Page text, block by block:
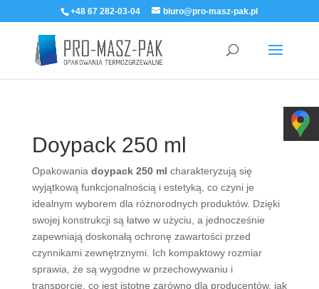
+48 67 282-03-04 biuro@pro-masz-pak.pl
Doypack 250 ml
Opakowania doypack 250 ml charakteryzują się
wyjątkową funkcjonalnością i estetyką, co czyni je
idealnym wyborem dla różnorodnych produktów. Dzięki
swojej konstrukcji są łatwe w użyciu, a jednocześnie
zapewniają doskonałą ochronę zawartości przed
czynnikami zewnętrznymi. Ich kompaktowy rozmiar
sprawia, że są wygodne w przechowywaniu i
transporcie, co jest istotne zarówno dla producentów, jak